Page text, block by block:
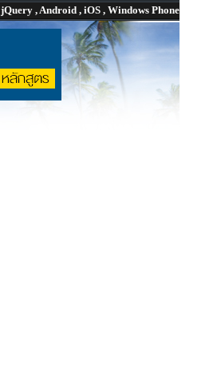
jQuery , Android , iOS , Windows Phone